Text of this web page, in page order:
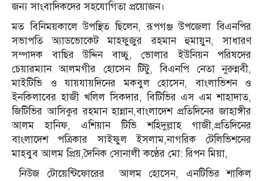
জন্য সাংবাদিকদের সহযোগিতা প্রয়োজন।
মত বিনিময়কালে উপস্থিত ছিলেন, রূপগঞ্জ উপজেলা বিএনপির
সভাপতি অ্যাডভোকেট মাহফুজুর রহমান হুমায়ুন, সাধারণ
সম্পাদক বাছির উদ্দিন বাচ্চু, ভোলার ইউনিয়ন পরিষদের
চেয়ারম্যান আলমগীর হোসেন টিটু, বিএনপি নেতা নুরুন্নবী,
মাইটিভি ও যায়যায়দিনের মকবুল হোসেন, বাংলাভিশন ও
ইনকিলাবের হাজী খলিল সিকদার, বিটিভির এস এম শাহাদাত,
জিটিভির আসিকুর রহমান হান্নান,বাংলাদেশ প্রতিদিনের জাহাঙ্গীর
আলম হানিফ, এশিয়ান টিভি শহিদুল্লাহ গাজী,প্রতিদিনের
বাংলাদেশ পত্রিকার সাইফুল ইসলাম,নাগরিক টেলিভিশনের
মাহবুব আলম প্রিয়,দৈনিক সোনালী কণ্ঠের মো: রিপন মিয়া,
নিউজ টোয়েন্টিফোরের আলম হোসেন, এনটিভির শাকিল